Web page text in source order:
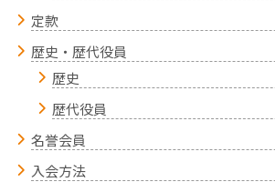
定款
歴史・歴代役員
歴史
歴代役員
名誉会員
入会方法